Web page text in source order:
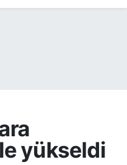
yükseldi